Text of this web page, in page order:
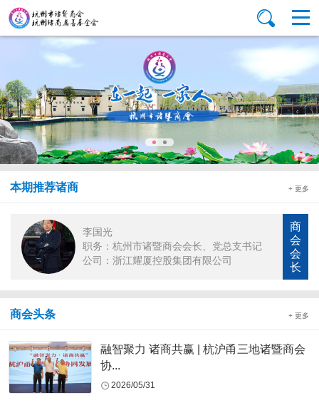
本期推荐诸商 + 更多
李国光
职务：杭州市诸暨商会会长、党总支书记
公司：浙江耀厦控股集团有限公司
商
会
会
长
商会头条 + 更多
融智聚力 诸商共赢 | 杭沪甬三地诸暨商会
协...
2026/05/31